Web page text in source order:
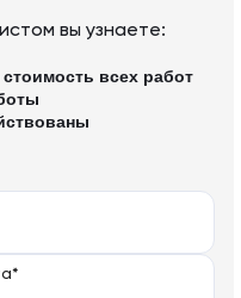
вы узнаете:
всех работ